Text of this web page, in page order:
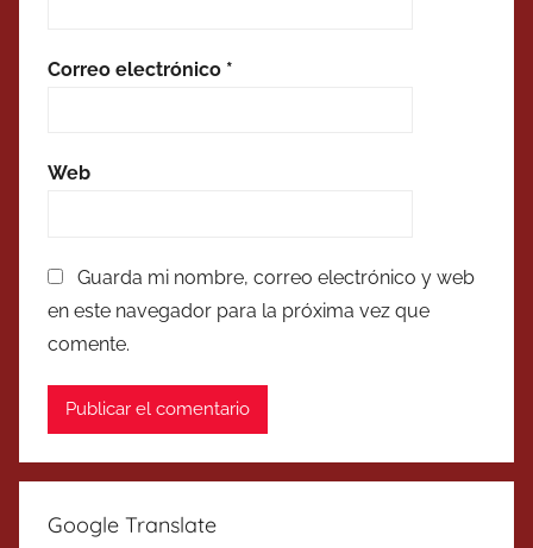
Correo electrónico *
Web
Guarda mi nombre, correo electrónico y web
en este navegador para la próxima vez que
comente.
Google Translate